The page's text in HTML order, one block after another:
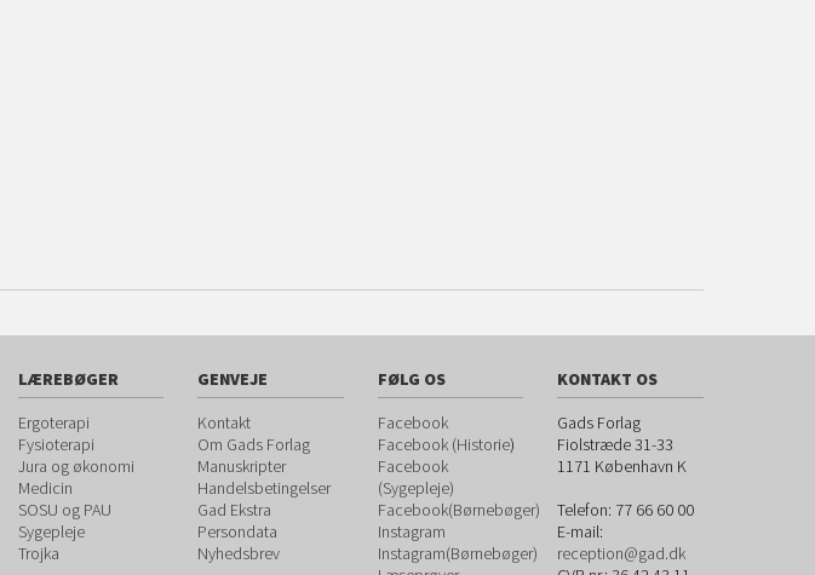
LÆREBØGER
Ergoterapi
Fysioterapi
Jura og økonomi
Medicin
SOSU og PAU
Sygepleje
Trojka
GENVEJE
Kontakt
Om Gads Forlag
Manuskripter
Handelsbetingelser
Gad Ekstra
Persondata
Nyhedsbrev
FØLG OS
Facebook
Facebook (Historie)
Facebook
(Sygepleje)
Facebook(Børnebøger)
Instagram
Instagram(Børnebøger)
KONTAKT OS
Gads Forlag
Fiolstræde 31-33
1171 København K
Telefon: 77 66 60 00
E-mail:
reception@gad.dk